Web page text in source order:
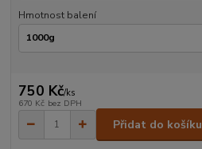
Hmotnost balení
750 Kč/ks
670 Kč bez DPH
Přidat do košíku